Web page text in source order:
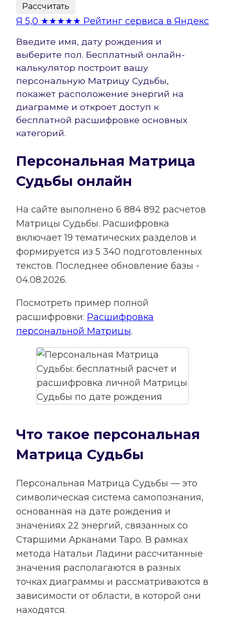
Рассчитать
Я 5,0 ★★★★★ Рейтинг сервиса в Яндекс
Введите имя, дату рождения и
выберите пол. Бесплатный онлайн-
калькулятор построит вашу
персональную Матрицу Судьбы,
покажет расположение энергий на
диаграмме и откроет доступ к
бесплатной расшифровке основных
категорий.
Персональная Матрица
Судьбы онлайн
На сайте выполнено 6 884 892 расчетов
Матрицы Судьбы. Расшифровка
включает19 тематических разделов и
формируется из 5 340 подготовленных
текстов. Последнее обновление базы -
04.08.2026.
Посмотреть пример полной
расшифровки: Расшифровка
персональной Матрицы.
Что такое персональная
Матрица Судьбы
Персональная Матрица Судьбы — это
символическая система самопознания,
основанная на дате рождения и
значениях 22 энергий, связанных со
Старшими Арканами Таро. В рамках
метода Натальи Ладини рассчитанные
значения располагаются в разных
точках диаграммы и рассматриваются в
зависимости от области, в которой они
находятся.